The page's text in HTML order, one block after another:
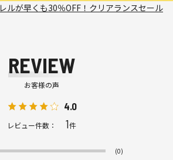
ルが早くも30％OFF！クリアランスセール
REVIEW
お客様の声
4.0
レビュー件数： 1件
(0)